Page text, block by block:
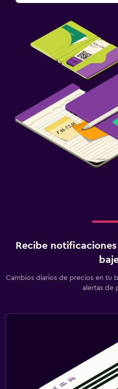
Recibe
Cambios diarios de precios en tu
alertas de